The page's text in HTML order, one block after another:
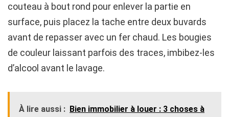
couteau à bout rond pour enlever la partie en
surface, puis placez la tache entre deux buvards
avant de repasser avec un fer chaud. Les bougies
de couleur laissant parfois des traces, imbibez-les
d’alcool avant le lavage.
À lire aussi : Bien immobilier à louer : 3 choses à